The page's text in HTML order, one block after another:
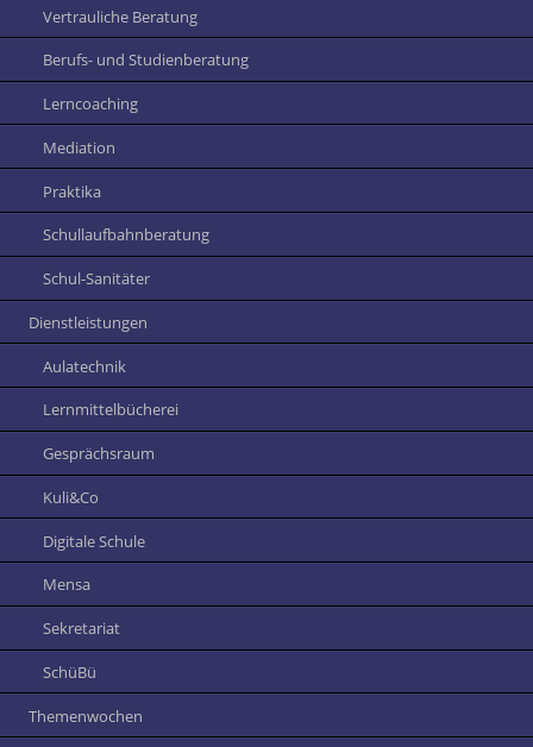
Vertrauliche Beratung
Berufs- und Studienberatung
Lerncoaching
Mediation
Praktika
Schullaufbahnberatung
Schul-Sanitäter
Dienstleistungen
Aulatechnik
Lernmittelbücherei
Gesprächsraum
Kuli&Co
Digitale Schule
Mensa
Sekretariat
SchüBü
Themenwochen